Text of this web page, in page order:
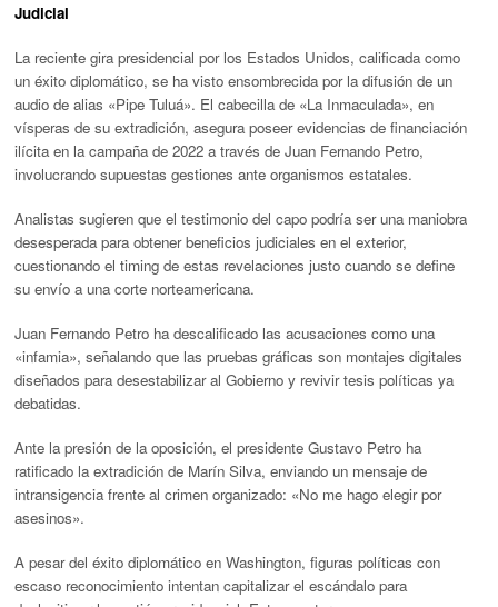
Judicial
La reciente gira presidencial por los Estados Unidos, calificada como
un éxito diplomático, se ha visto ensombrecida por la difusión de un
audio de alias «Pipe Tuluá». El cabecilla de «La Inmaculada», en
vísperas de su extradición, asegura poseer evidencias de financiación
ilícita en la campaña de 2022 a través de Juan Fernando Petro,
involucrando supuestas gestiones ante organismos estatales.
Analistas sugieren que el testimonio del capo podría ser una maniobra
desesperada para obtener beneficios judiciales en el exterior,
cuestionando el timingde estas revelaciones justo cuando se define
su envío a una corte norteamericana.
Juan Fernando Petro ha descalificado las acusaciones como una
«infamia», señalando que las pruebas gráficas son montajes digitales
diseñados para desestabilizar al Gobierno y revivir tesis políticas ya
debatidas.
Ante la presión de la oposición, el presidente Gustavo Petro ha
ratificado la extradición de Marín Silva, enviando un mensaje de
intransigencia frente al crimen organizado: «No me hago elegir por
asesinos».
A pesar del éxito diplomático en Washington, figuras políticas con
escaso reconocimiento intentan capitalizar el escándalo para